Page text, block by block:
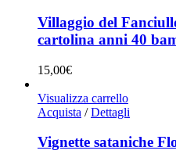
Villaggio del
cartolina anni 40
15,00€
Visualizza carrello
Acquista / Dettagli
Vignette sataniche